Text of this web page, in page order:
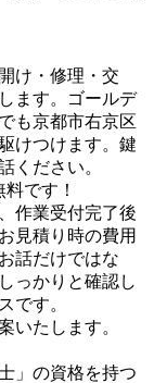
け・修理・交
ます。ゴールデ
も京都市右京区
けつけます。鍵
ください。
です！
作業受付完了後
見積り時の費用
話だけではな
っかりと確認し
です。
いたします。
」の資格を持つ